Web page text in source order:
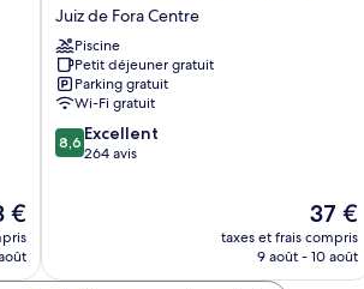
€
Park
Juiz
de
Fora
Hotel
Juiz
de
Fora
Juiz de Fora Centre
Piscine
Petit déjeuner gratuit
Parking gratuit
Wi-Fi gratuit
8.6
sur
8,6 Excellent
264 avis
Le
nouveau
prix
37 €
taxes et frais compris
9 août - 10 août